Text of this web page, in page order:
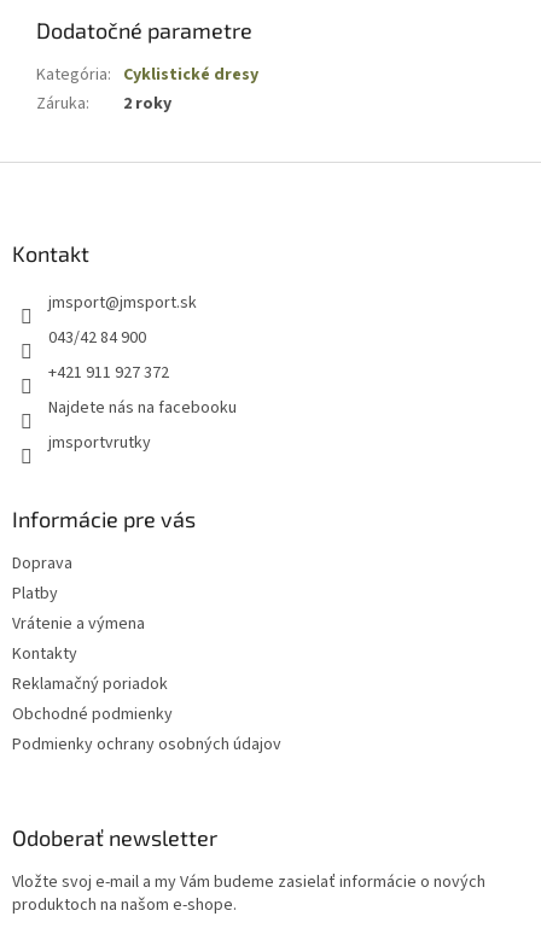
Dodatočné parametre
Kategória: Cyklistické dresy
Záruka: 2 roky
Kontakt
jmsport@jmsport.sk
043/42 84 900
+421 911 927 372
Najdete nás na facebooku
jmsportvrutky
Informácie pre vás
Doprava
Platby
Vrátenie a výmena
Kontakty
Reklamačný poriadok
Obchodné podmienky
Podmienky ochrany osobných údajov
Odoberať newsletter
Vložte svoj e-mail a my Vám budeme zasielať informácie o nových
produktoch na našom e-shope.